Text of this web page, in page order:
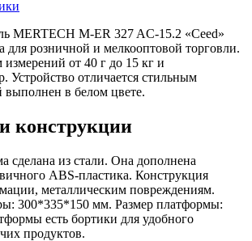
MERTECH M-ER 327 AC-15.2 «Ceed»
для розничной и мелкооптовой торговли.
от 40 г до 15 кг и
Устройство отличается стильным
выполнен в белом цвете.
конструкции
сделана из стали. Она дополнена
ABS-пластика. Конструкция
металлическим повреждениям.
300*335*150 мм. Размер платформы:
есть бортики для удобного
продуктов.